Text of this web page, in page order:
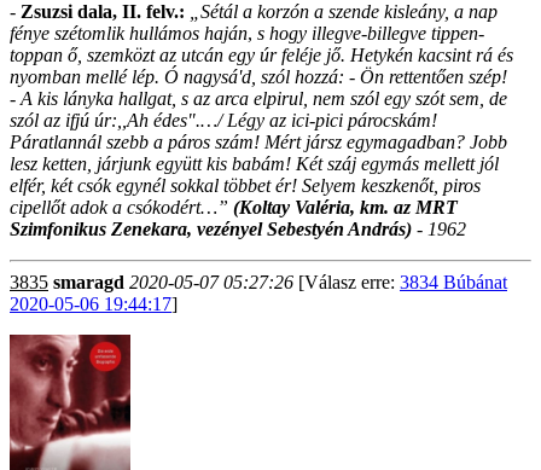
- Zsuzsi dala, II. felv.: „Sétál a korzón a szende kisleány, a nap
fénye szétomlik hullámos haján, s hogy illegve-billegve tippen-
toppan ő, szemközt az utcán egy úr feléje jő. Hetykén kacsint rá és
nyomban mellé lép. Ó nagysá'd, szól hozzá: - Ön rettentően szép!
- A kis lányka hallgat, s az arca elpirul, nem szól egy szót sem, de
szól az ifjú úr:,,Ah édes".…/Légy az ici-pici párocskám!
Páratlannál szebb a páros szám! Mért jársz egymagadban? Jobb
lesz ketten, járjunk együtt kis babám! Két száj egymás mellett jól
elfér, két csók egynél sokkal többet ér! Selyem keszkenőt, piros
cipellőt adok a csókodért…” (Koltay Valéria, km. az MRT
Szimfonikus Zenekara, vezényel Sebestyén András) - 1962
3835 smaragd 2020-05-07 05:27:26 [Válasz erre: 3834 Búbánat
2020-05-06 19:44:17]